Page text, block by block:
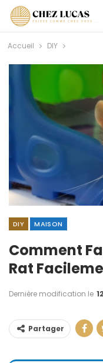
Accueil DIY
DIY MAISON
Comment
Rat
Dernière modification le
Partager